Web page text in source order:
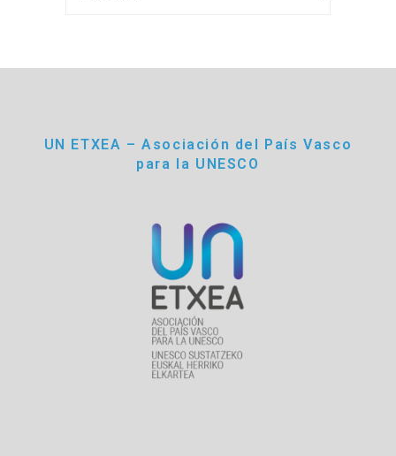
UN ETXEA – Asociación del País Vasco
para la UNESCO